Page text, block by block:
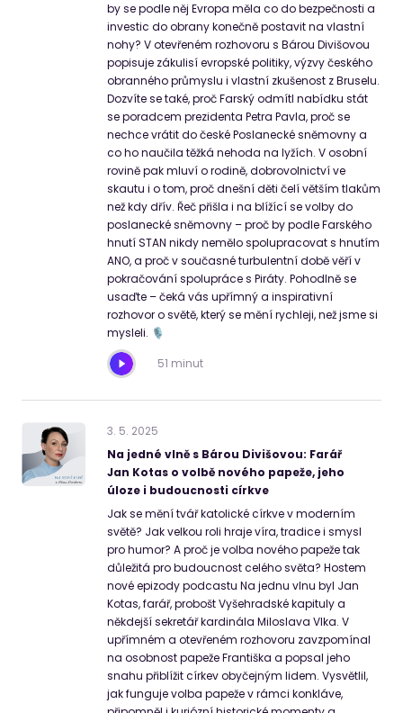
by se podle něj Evropa měla co do bezpečnosti a
investic do obrany konečně postavit na vlastní
nohy? V otevřeném rozhovoru s Bárou Divišovou
popisuje zákulisí evropské politiky, výzvy českého
obranného průmyslu i vlastní zkušenost z Bruselu.
Dozvíte se také, proč Farský odmítl nabídku stát
se poradcem prezidenta Petra Pavla, proč se
nechce vrátit do české Poslanecké sněmovny a
co ho naučila těžká nehoda na lyžích. V osobní
rovině pak mluví o rodině, dobrovolnictví ve
skautu i o tom, proč dnešní děti čelí větším tlakům
než kdy dřív. Řeč přišla i na blížící se volby do
poslanecké sněmovny – proč by podle Farského
hnutí STAN nikdy nemělo spolupracovat s hnutím
ANO, a proč v současné turbulentní době věří v
pokračování spolupráce s Piráty. Pohodlně se
usaďte – čeká vás upřímný a inspirativní
rozhovor o světě, který se mění rychleji, než jsme si
mysleli. 🎙️
51 minut
3. 5. 2025
Na jedné vlně s Bárou Divišovou: Farář
Jan Kotas o volbě nového papeže, jeho
úloze i budoucnosti církve
Jak se mění tvář katolické církve v moderním
světě? Jak velkou roli hraje víra, tradice i smysl
pro humor? A proč je volba nového papeže tak
důležitá pro budoucnost celého světa? Hostem
nové epizody podcastu Na jednu vlnu byl Jan
Kotas, farář, probošt Vyšehradské kapituly a
někdejší sekretář kardinála Miloslava Vlka. V
upřímném a otevřeném rozhovoru zavzpomínal
na osobnost papeže Františka a popsal jeho
snahu přiblížit církev obyčejným lidem. Vysvětlil,
jak funguje volba papeže v rámci konkláve,